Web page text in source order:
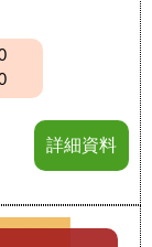
詳細資料